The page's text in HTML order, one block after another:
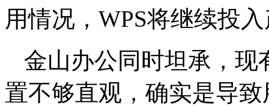
用情况，WPS将继续投
金山办公同时坦承，现
置不够直观，确实是导